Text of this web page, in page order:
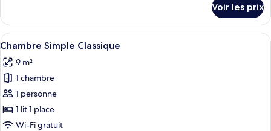
Chambre
Simple
Deluxe
le
type
de
Chambre
Simple
Voir les prix
Afficher
toutes
les
photos
pour
ce
type
Un lit avec une couvre-lit à motifs,
2
Chambre Simple Classique
9 m²
1 chambre
1 personne
1 lit 1 place
Wi-Fi gratuit